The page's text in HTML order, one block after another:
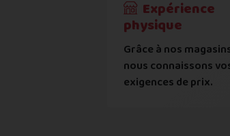
Cela ne sert à
L'état que
Toute
Téléphone*
Adresse*
Expérience
physique
Grâce à nos
nous connaissons
exigences de prix.